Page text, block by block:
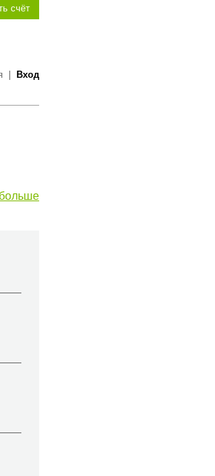
счёт
Вход